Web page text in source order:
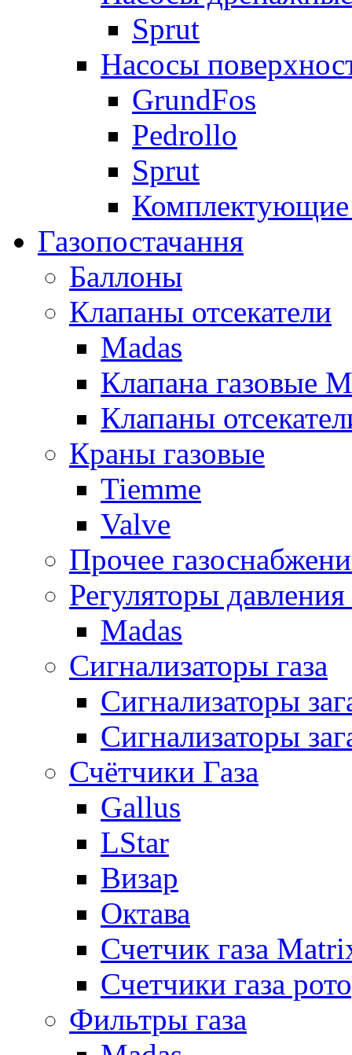
Sprut
Насосы
GrundFos
Pedrollo
Sprut
Комплектующие
Газопостачання
Баллоны
Клапаны отсекатели
Madas
Клапана газовые
Клапаны
Краны газовые
Tiemme
Valve
Прочее
Регуляторы давления
Madas
Сигнализаторы газа
Сигнализаторы
Сигнализаторы
Счётчики Газа
Gallus
LStar
Визар
Октава
Счетчик газа
Счетчики газа
Фильтры газа